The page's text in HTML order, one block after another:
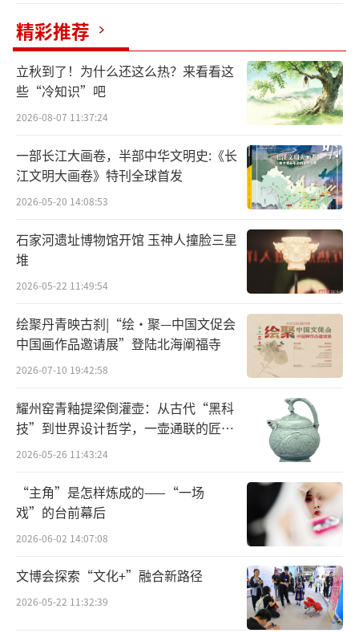
戏曲是“角儿”的艺术，高度维系于演
员。作为人民大众日常娱乐的重要方式，戏曲
观众“捧角儿”的巨大热情一度是激发观演市
场持续火爆的传统动因之一。在剧目相对固定
的传统语境中，无论是京剧的“四大名旦”，
还是越剧的“三花一娟”，演员向来是戏曲吸
引观众的重要缘由。“挂头牌”“领衔”“头
肩旦”“并头肩”“好角儿”“名角”等术语
都表明了演员在戏曲传播链条中所处的核心位
置。
有人气的戏曲演员可以吸引更多的社会关
注，将个人的热度传导给作品，使戏曲更好地
在传播中发挥对人的教育和点化作用；有人气
的演员往往拥有更多的登台机会，可以通过充
分的演出实践将自身风格与表演艺术相结合，
辅以理论创新，便可能形成独特而系统的艺术
特色，成长为戏曲表演艺术家。在当下，优秀
的人气演员通过健康的市场化运作机制，是可
以带火一部剧，甚至一个剧种的。围绕这样的
演员展开戏曲传播，守正创新，打造符合当代
审美、满足社会需求的“新戏”，是值得深入
研究的课题。
精彩推荐
立秋到了！为什么还这么热？来看看这
些“冷知识”吧
2026-08-07 11:37:24
一部长江大画卷，半部中华文明史:《长
江文明大画卷》特刊全球首发
2026-05-20 14:08:53
石家河遗址博物馆开馆 玉神人撞脸三星
堆
2026-05-22 11:49:54
绘聚丹青映古刹|“绘·聚—中国文促会
中国画作品邀请展”登陆北海阐福寺
2026-07-10 19:42:58
耀州窑青釉提梁倒灌壶：从古代“黑科
技”到世界设计哲学，一壶通联的匠心
宇宙
2026-05-26 11:43:24
“主角”是怎样炼成的——“一场
戏”的台前幕后
2026-06-02 14:07:08
文博会探索“文化+”融合新路径
2026-05-22 11:32:39